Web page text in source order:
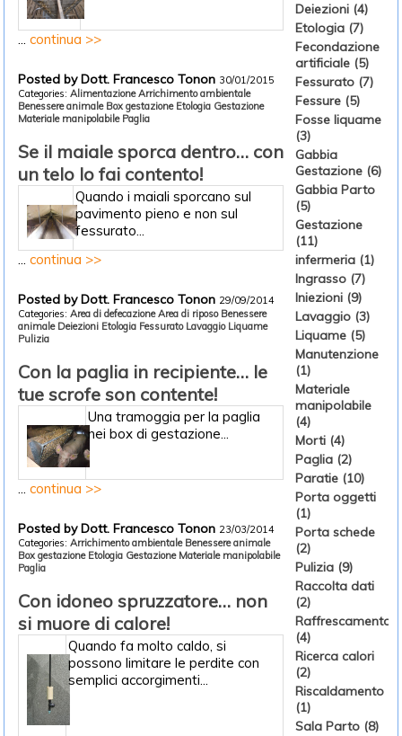
...continua >>
Posted by Dott. Francesco Tonon 30/01/2015
Categories:Alimentazione Arrichimento ambientale
Benessere animale Box gestazione Etologia Gestazione
Materiale manipolabile Paglia
Se il maiale sporca dentro… con
un telo lo fai contento!
Quando i maiali sporcano sul
pavimento pieno e non sul
fessurato...
...continua >>
Posted by Dott. Francesco Tonon 29/09/2014
Categories:Area di defecazione Area di riposo Benessere
animale Deiezioni Etologia Fessurato Lavaggio Liquame
Pulizia
Con la paglia in recipiente… le
tue scrofe son contente!
Una tramoggia per la paglia
nei box di gestazione...
...continua >>
Posted by Dott. Francesco Tonon 23/03/2014
Categories:Arrichimento ambientale Benessere animale
Box gestazione Etologia Gestazione Materiale manipolabile
Paglia
Con idoneo spruzzatore… non
si muore di calore!
Quando fa molto caldo, si
possono limitare le perdite con
semplici accorgimenti...
Deiezioni (4)
Etologia (7)
Fecondazione
artificiale (5)
Fessurato (7)
Fessure (5)
Fosse liquame
(3)
Gabbia
Gestazione (6)
Gabbia Parto
(5)
Gestazione
(11)
infermeria (1)
Ingrasso (7)
Iniezioni (9)
Lavaggio (3)
Liquame (5)
Manutenzione
(1)
Materiale
manipolabile
(4)
Morti (4)
Paglia (2)
Paratie (10)
Porta oggetti
(1)
Porta schede
(2)
Pulizia (9)
Raccolta dati
(2)
Raffrescamento
(4)
Ricerca calori
(2)
Riscaldamento
(1)
Sala Parto (8)